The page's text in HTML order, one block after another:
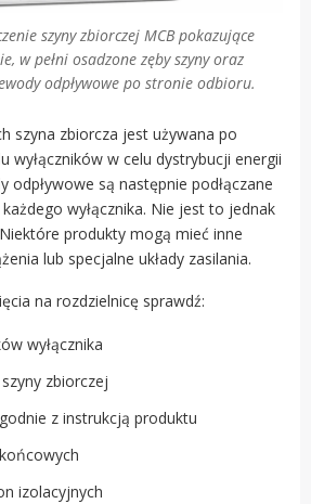
szyny zbiorczej MCB pokazujące
w pełni osadzone zęby szyny oraz
odpływowe po stronie odbioru.
szyna zbiorcza jest używana po
wyłączników w celu dystrybucji energii
odpływowe są następnie podłączane
wyłącznika. Nie jest to jednak
produkty mogą mieć inne
lub specjalne układy zasilania.
na rozdzielnicę sprawdź:
wyłącznika
zbiorczej
z instrukcją produktu
izolacyjnych